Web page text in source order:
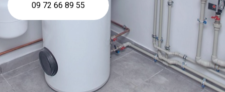
09 72 66 89 55